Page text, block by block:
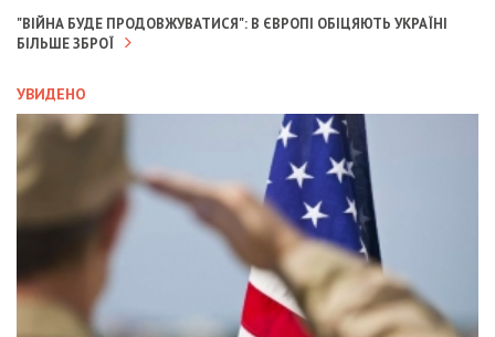
"ВІЙНА БУДЕ ПРОДОВЖУВАТИСЯ": В ЄВРОПІ ОБІЦЯЮТЬ УКРАЇНІ
БІЛЬШЕ ЗБРОЇ
УВИДЕНО